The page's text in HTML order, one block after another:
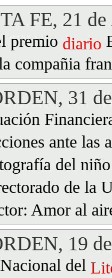
FE, 21
premio diario
compañia
31
ante las
del
de la
Amor al
19
del